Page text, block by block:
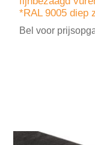
*RAL 9005 diep
Bel voor